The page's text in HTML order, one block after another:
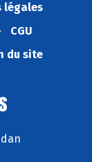
légales
CGU
du site